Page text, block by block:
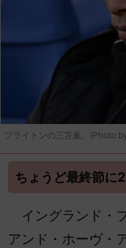
ブライトンの三笘薫。(Photo
ちょうど最終節に
イングランド・
アンド・ホーヴ・